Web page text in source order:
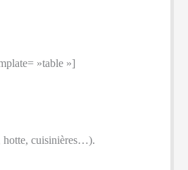
»table »]
hotte, cuisinières…).